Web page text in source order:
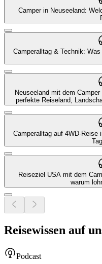
Camper in Neuseeland:
Camperalltag & Technik:
Neuseeland mit dem
perfekte Reiseland,
Camperalltag auf 4WD-Reise
Reiseziel USA mit dem
warum
Reisewissen auf
Podcast